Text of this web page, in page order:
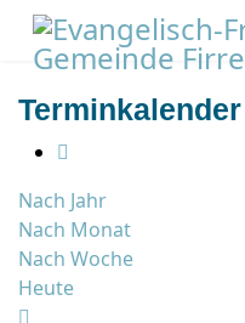
Terminkalender
Nach Jahr
Nach Monat
Nach Woche
Heute